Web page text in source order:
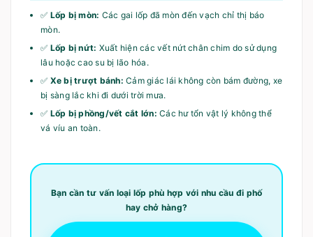
✅ Lốp bị mòn: Các gai lốp đã mòn đến vạch chỉ thị báo
mòn.
✅ Lốp bị nứt: Xuất hiện các vết nứt chân chim do sử dụng
lâu hoặc cao su bị lão hóa.
✅ Xe bị trượt bánh: Cảm giác lái không còn bám đường, xe
bị sàng lắc khi đi dưới trời mưa.
✅ Lốp bị phồng/vết cắt lớn: Các hư tổn vật lý không thể
vá víu an toàn.
Bạn cần tư vấn loại lốp phù hợp với nhu cầu đi phố
hay chở hàng?